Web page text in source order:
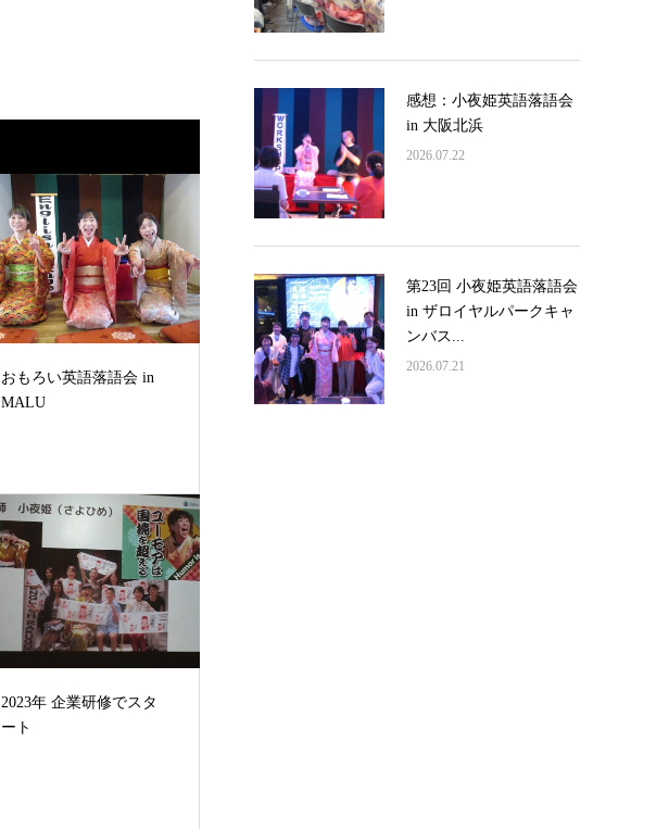
おもろい英語落語会 in
MALU
2023年 企業研修でスタ
ート
感想：小夜姫英語落語会
in 大阪北浜
2026.07.22
第23回 小夜姫英語落語会
in ザロイヤルパークキャ
ンバス...
2026.07.21